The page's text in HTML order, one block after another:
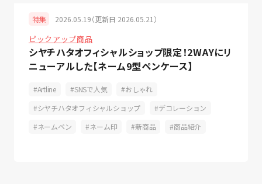
特集 2026.05.19（更新日 2026.05.21）
ピックアップ商品
シヤチハタオフィシャルショップ限定！2WAYにリ
ニューアルした【ネーム9型ペンケース】
Artline SNSで人気
おしゃれ
シヤチハタオフィシャルショップ
デコレーション
ネームペン
ネーム印 新商品 商品紹介